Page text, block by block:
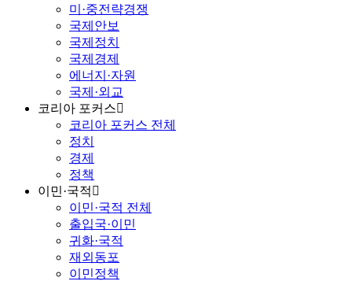
미·중전략경쟁
국제안보
국제정치
국제경제
에너지·자원
국제·외교
코리아 포커스
코리아 포커스 전체
정치
경제
정책
이민·국적
이민·국적 전체
출입국·이민
귀화·국적
재외동포
이민정책